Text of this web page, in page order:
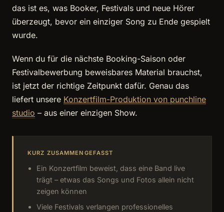
das ist es, was Booker, Festivals und neue Hörer
überzeugt, bevor ein einziger Song zu Ende gespielt
wurde.
Wenn du für die nächste Booking-Saison oder
Festivalbewerbung beweisbares Material brauchst,
ist jetzt der richtige Zeitpunkt dafür. Genau das
liefert unsere Konzertfilm-Produktion von punchline
studio – aus einer einzigen Show.
KURZ ZUSAMMENGEFASST
Ein Konzertfilm beweist, dass eine Band live
trägt – etwas das Songs und Fotos allein nicht
zeigen können
Viele Festivals verlangen professionelles